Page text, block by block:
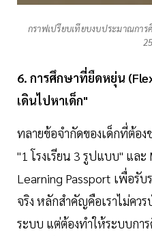
กราฟเปรียบเทียบงบประมาณกา
6. การศึกษาที่ยืดหยุ่น
เดินไปหาเด็ก"
ทลายข้อจำกัดของเด็กที่ต้อ
"1 โรงเรียน 3 รูปแบบ" และ
Learning Passport เพื่อรับ
จริง หลักสำคัญคือเราไม่คว
ระบบ แต่ต้องทำให้ระบบก